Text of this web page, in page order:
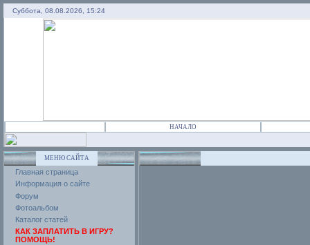
Суббота, 08.08.2026, 15:24
НАЧАЛО
МЕНЮ САЙТА
Главная страница
Информация о сайте
Форум
Фотоальбом
Каталог статей
КАК ЗАПЛАТИТЬ В ИГРУ?
ПОМОЩЬ!